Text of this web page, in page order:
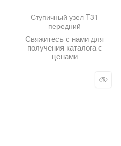
Ступичный узел T31
передний
Свяжитесь с нами для
получения каталога с
ценами